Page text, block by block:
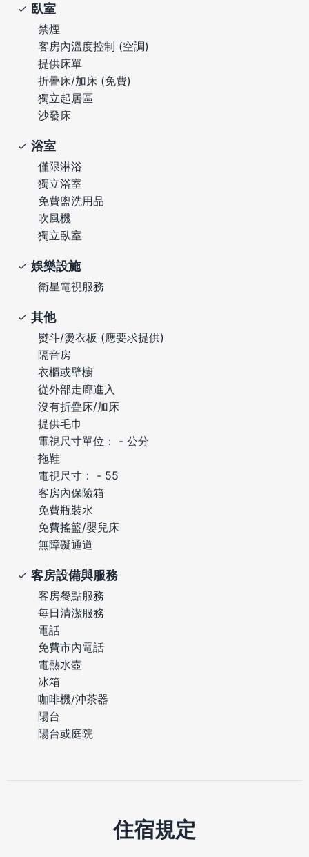
臥室
禁煙
客房內溫度控制 (空調)
提供床單
折疊床/加床 (免費)
獨立起居區
沙發床
浴室
僅限淋浴
獨立浴室
免費盥洗用品
吹風機
獨立臥室
娛樂設施
衛星電視服務
其他
熨斗/燙衣板 (應要求提供)
隔音房
衣櫃或壁櫥
從外部走廊進入
沒有折疊床/加床
提供毛巾
電視尺寸單位： - 公分
拖鞋
電視尺寸： - 55
客房內保險箱
免費瓶裝水
免費搖籃/嬰兒床
無障礙通道
客房設備與服務
客房餐點服務
每日清潔服務
電話
免費市內電話
電熱水壺
冰箱
咖啡機/沖茶器
陽台
陽台或庭院
住宿規定